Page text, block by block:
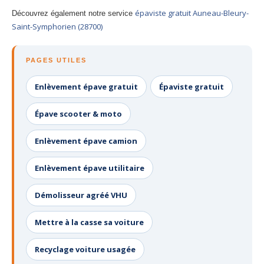
Découvrez également notre service épaviste gratuit Auneau-Bleury-
Saint-Symphorien (28700)
PAGES UTILES
Enlèvement épave gratuit Épaviste gratuit
Épave scooter & moto
Enlèvement épave camion
Enlèvement épave utilitaire
Démolisseur agréé VHU
Mettre à la casse sa voiture
Recyclage voiture usagée